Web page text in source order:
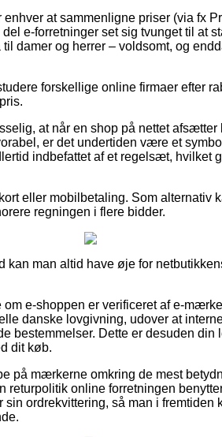
at sammenligne priser (via fx
e-forretninger set sig tvunget til at
damer og herrer – voldsomt, og
forskellige online firmaer efter
at når en shop på nettet afsætter
er det undertiden være et
indbefattet af et regelsæt, hvilket
eller mobilbetaling. Som alternativ
regningen i flere bidder.
kan man altid have øje for
e-shoppen er verificeret af e-
danske lovgivning, udover at
bestemmelser. Dette er desuden din
dit køb.
på mærkerne omkring de mest
returpolitik online forretningen
ordrekvittering, så man i fremtiden